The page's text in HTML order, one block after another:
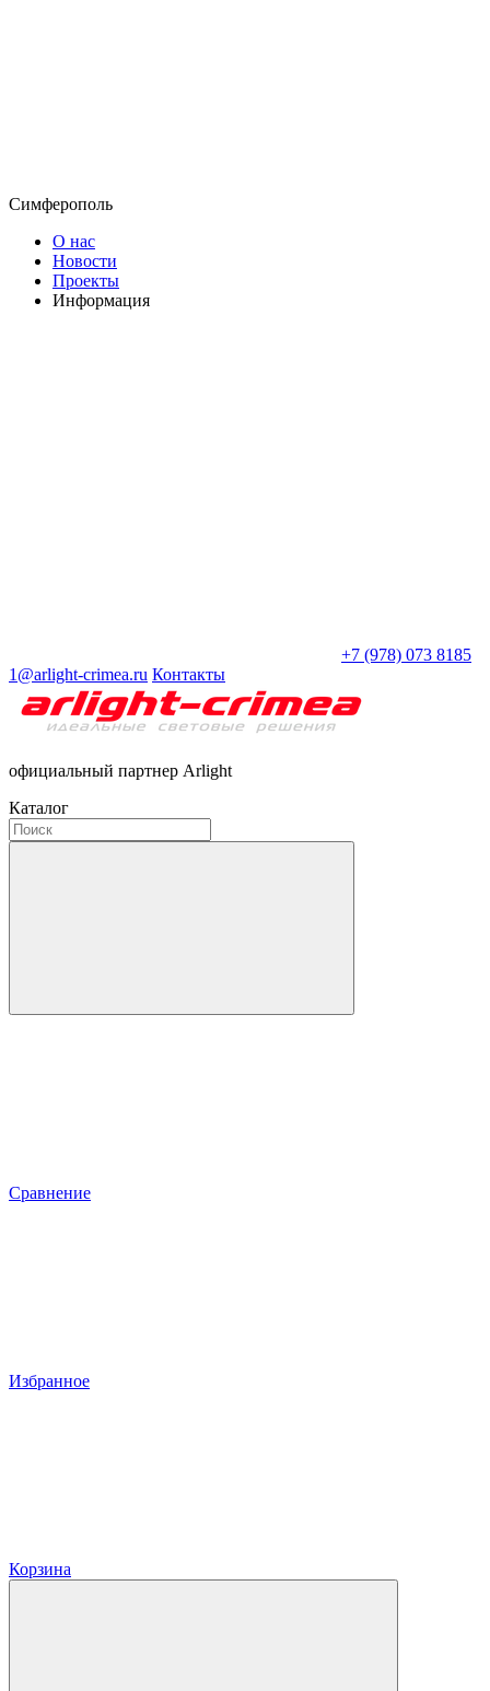
Симферополь
О нас
Новости
Проекты
Информация
+7 (978) 073 8185
1@arlight-crimea.ru Контакты
официальный партнер Arlight
Каталог
Сравнение
Избранное
Корзина